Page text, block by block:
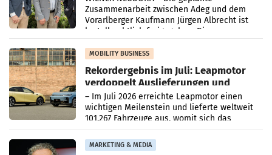
Zusammenarbeit zwischen Adeg und dem
Vorarlberger Kaufmann Jürgen Albrecht ist
kartellrechtlich freigegeben: Die
Bundeswettbewerbsbehörde und der
Bundeskartellanwalt
MOBILITY BUSINESS
Rekordergebnis im Juli: Leapmotor
verdoppelt Auslieferungen und
überschreitet die 100.000er-Marke
– Im Juli 2026 erreichte Leapmotor einen
wichtigen Meilenstein und lieferte weltweit
101.267 Fahrzeuge aus, womit sich das
Ergebnis gegenüber Juli 2025 mehr als
verdoppelte (+102
MARKETING & MEDIA